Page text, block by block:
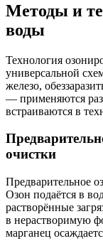
Методы и
воды
Технология
универсальной
железо,
— применяются
встраиваются в
очистки
Предварительное
Озон подаётся в
растворённые
в нерастворимую
марганец